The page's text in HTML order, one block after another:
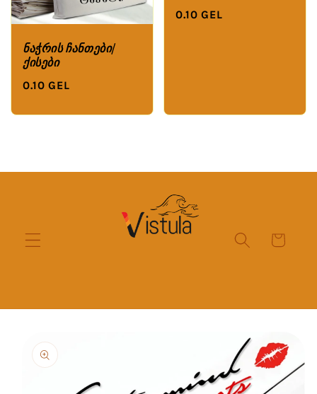
ნაჭრის ჩანთები/
ქისები
0.10 GEL
0.10 GEL
Cart
product
information